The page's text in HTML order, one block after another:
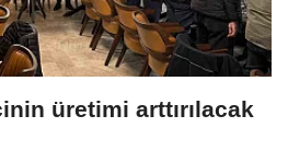
üretimi arttırılacak